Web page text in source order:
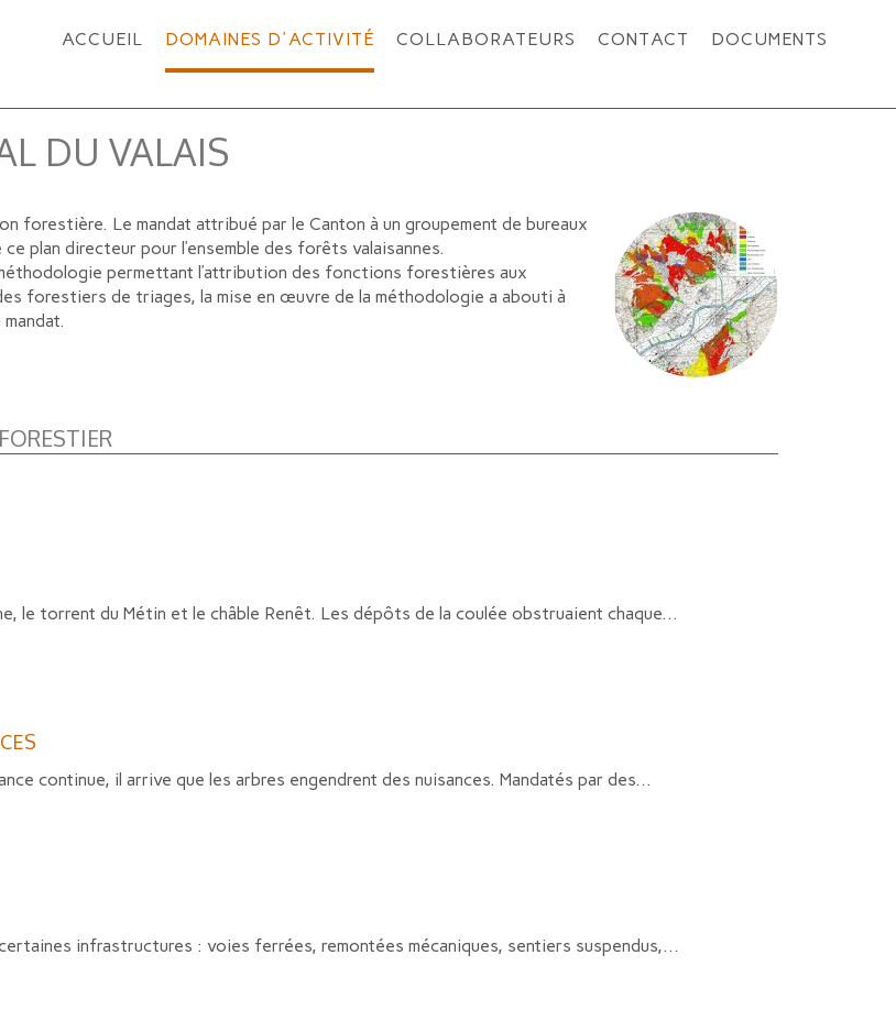
ACCUEIL DOMAINES D'ACTIVITÉ COLLABORATEURS CONTACT DOCUMENTS
DU VALAIS
forestière. Le mandat attribué par le Canton à un groupement de bureaux
plan directeur pour l’ensemble des forêts valaisannes.
permettant l’attribution des fonctions forestières aux
forestiers de triages, la mise en œuvre de la méthodologie a abouti à
le torrent du Métin et le châble Renêt. Les dépôts de la coulée obstruaient chaque...
continue, il arrive que les arbres engendrent des nuisances. Mandatés par des...
infrastructures : voies ferrées, remontées mécaniques, sentiers suspendus,...